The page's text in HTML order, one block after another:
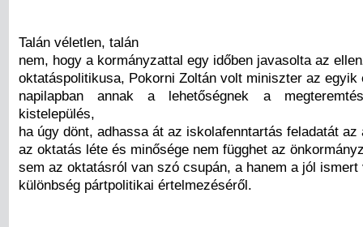
Talán véletlen, talán
nem, hogy a kormányzattal egy időben javasolta az
oktatáspolitikusa, Pokorni Zoltán volt miniszter az egyik
napilapban annak a lehetőségnek a
kistelepülés,
ha úgy dönt, adhassa át az iskolafenntartás feladatát az
az oktatás léte és minősége nem függhet az
sem az oktatásról van szó csupán, a hanem a jól ismert
különbség pártpolitikai értelmezéséről.